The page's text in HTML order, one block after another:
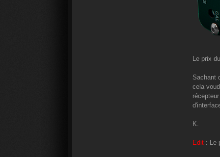
Le prix
Sachant
cela
K.
Edit : Le